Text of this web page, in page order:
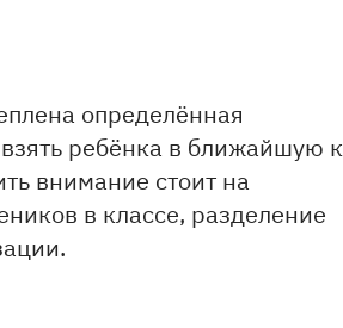
определённая
ребёнка в ближайшую к
внимание стоит на
в классе, разделение